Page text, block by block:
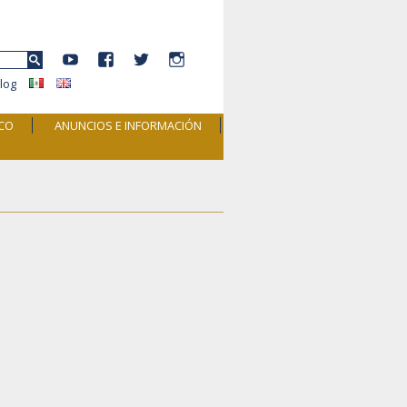
YouTubeFacebook
Twitter
ANUNCIOS E INFORMACIÓN